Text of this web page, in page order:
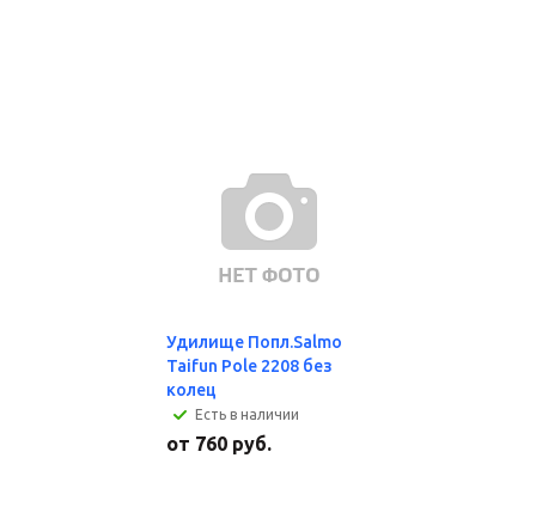
Удилище Попл.Salmo
Taifun Pole 2208 без
колец
Есть в наличии
от 760 руб.